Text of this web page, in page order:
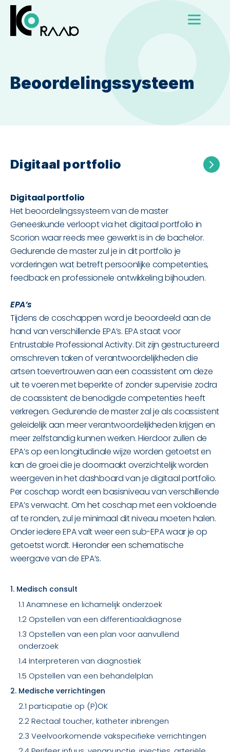
Beoordelingssysteem
Digitaal portfolio
Digitaal portfolio
Het beoordelingssysteem van de master
Geneeskunde verloopt via het digitaal portfolio in
Scorion waar reeds mee gewerkt is in de bachelor.
Gedurende de master zul je in dit portfolio je
vorderingen wat betreft persoonlijke competenties,
feedback en professionele ontwikkeling bijhouden.
EPA’s
Tijdens de coschappen word je beoordeeld aan de
hand van verschillende EPA’s. EPA staat voor
Entrustable Professional Activity. Dit zijn gestructureerd
omschreven taken of verantwoordelijkheden die
artsen toevertrouwen aan een coassistent om deze
uit te voeren met beperkte of zonder supervisie zodra
de coassistent de benodigde competenties heeft
verkregen. Gedurende de master zal je als coassistent
geleidelijk aan meer verantwoordelijkheden krijgen en
meer zelfstandig kunnen werken. Hierdoor zullen de
EPA’s op een longitudinale wijze worden getoetst en
kan de groei die je doormaakt overzichtelijk worden
weergeven in het dashboard van je digitaal portfolio.
Per coschap wordt een basisniveau van verschillende
EPA’s verwacht. Om het coschap met een voldoende
af te ronden, zul je minimaal dit niveau moeten halen.
Onder iedere EPA valt weer een sub-EPA waar je op
getoetst wordt. Hieronder een schematische
weergave van de EPA’s.
1. Medisch consult
1.1 Anamnese en lichamelijk onderzoek
1.2 Opstellen van een differentiaaldiagnose
1.3 Opstellen van een plan voor aanvullend
onderzoek
1.4 Interpreteren van diagnostiek
1.5 Opstellen van een behandelplan
2. Medische verrichtingen
2.1 participatie op (P)OK
2.2 Rectaal toucher, katheter inbrengen
2.3 Veelvoorkomende vakspecifieke verrichtingen